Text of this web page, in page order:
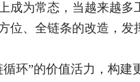
成为常态，当越来越
位、全链条的改造，
环”的价值活力，构建